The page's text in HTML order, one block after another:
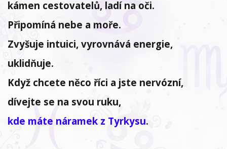
kámen cestovatelů, ladí na oči.
Připomíná nebe a moře.
Zvyšuje intuici, vyrovnává energie,
uklidňuje.
Když chcete něco říci a jste nervózní,
dívejte se na svou ruku,
kde máte náramek z Tyrkysu.